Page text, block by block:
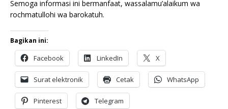
Semoga informasi ini bermanfaat, wassalamu’alaikum wa
rochmatullohi wa barokatuh.
Bagikan ini:
Facebook LinkedIn X
Surat elektronik Cetak WhatsApp
Pinterest Telegram